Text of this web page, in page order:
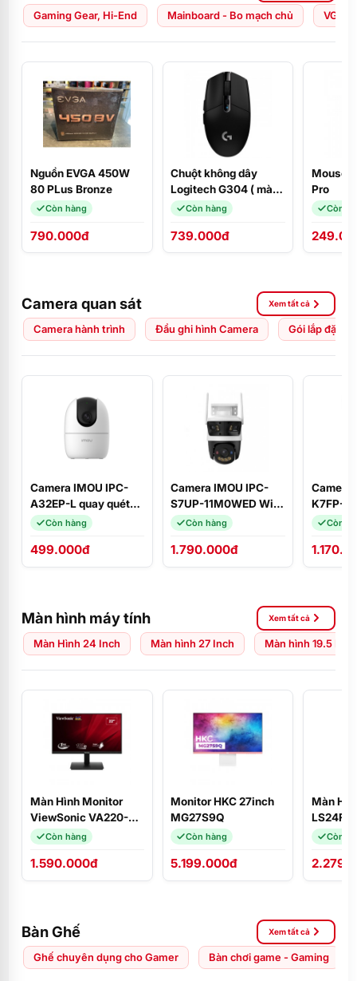
Gaming Gear, Hi-End Mainboard - Bo mạch chủ VGA -
Nguồn EVGA 450W
80 PLus Bronze
Còn hàng
790.000đ
Chuột không dây
Logitech G304 ( màu
đen )Còn hàng
739.000đ
Mouse
Pro
Còn
Camera quan sát Xem tất cả
Camera hành trình Đầu ghi hình Camera Gói lắp đặt
Camera IMOU IPC-
A32EP-L quay quét
3MP 2K
Còn hàng
499.000đ
Camera IMOU IPC-
S7UP-11M0WED Wifi
3 mắt Cruiser Triple
hiện người, Wifi 6
Còn hàng
1.790.000đ
Camera
K7FP-
quay
động
Còn
Màn hình máy tính Xem tất cả
Màn Hình 24 Inch Màn hình 27 Inch Màn hình 19.5 Inch
Màn Hình Monitor
ViewSonic VA220-H
(21.5Còn hàng
1.590.000đ
Monitor HKC 27inch
MG27S9Q
Còn hàng
5.199.000đ
Màn
(24 inch
HDMI
Còn
Bàn Ghế Xem tất cả
Ghế chuyên dụng cho Gamer Bàn chơi game - Gaming